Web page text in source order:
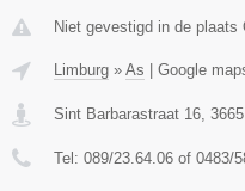
Niet gevestigd in de plaats
Limburg » As Google
Sint Barbarastraat 16 3665
Tel: 089/23.64.06 of 0483/